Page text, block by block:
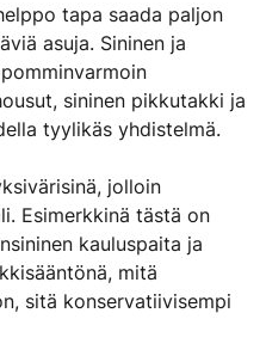
tapa saada paljon
asuja. Sininen ja
sininen pikkutakki ja
tyylikäs yhdistelmä.
jolloin
Esimerkkinä tästä on
kauluspaita ja
mitä
sitä konservatiivisempi